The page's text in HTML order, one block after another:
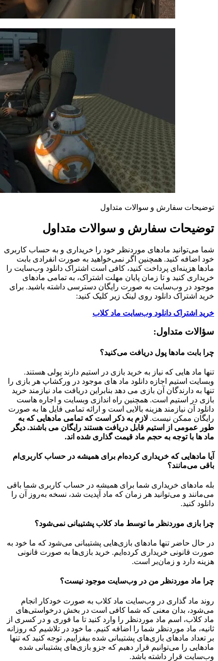
توضیحات سفارش و سوالات متداول
توضیحات سفارش و سوالات متداول
شما می‌توانید مادهای موردنظر خود را خریداری و به حساب کاربری
خود اضافه کنید. همچنین اگر نمی‌خواهید به صورت انفرادی بابت
مادها هزینه‌ای پرداخت کنید، کافی است اشتراک دانلود وب‌سایت را
خریداری کنید و تا زمان پایان مهلت اشتراک، به تمامی مادهای
موجود در وب‌سایت به صورت رایگان دسترسی داشته باشید. برای
خرید اشتراک دانلود روی لینک زیر کلیک کنید:
خرید اشتراک دانلود وب‌سایت ماد کلاب
سؤالات متداول:
چرا بابت مادها پول دریافت می‌کنید؟
تنها ماد هایی که نیاز به خرید بازی در استیم دارند پولی هستند.
وبسایت استیم اجازه دانلود ماد های موجود در ورکشاپ هر بازی را
تنها به دارندگان آن بازی می دهد بنابراین دریافت ماد نیازمند خرید
بازی در استیم است. همچنین راه اندازی وبسایت و اجاره هاست
دانلود آن نیازمند هزینه بالایی است و ارائه تمامی فایل ها به صورت
رایگان ممکن نیست. لازم به ذکر است که تمامی مادهایی که به
طور عمومی از استیم قابل دریافت هستند رایگان می باشند. دیگر
ماد ها با توجه به حجم ماد قیمت گذاری شده اند.
آیا مادهایی که خریداری کرده‌ام برای همیشه در حساب‌ کاربری‌ام
باقی می‌مانند؟
بله مادهای خریداری شما برای همیشه در حساب کاربری شما باقی
می‌مانند و می‌توانید هر زمان که ماد آپدیت شد، نسخه به‌روز آن را
دانلود کنید.
چرا بازی موردنظر ما توسط ماد کلاب پشتیبانی نمی‌شود؟
در حال حاضر تنها مادهای بازی‌هایی پشتیبانی می‌شود که ما خود به
صورت قانونی خریداری کرده‌ایم. خرید بازی‌ها به صورت قانونی
هزینه دارد و زمان‌بر است.
چرا ماد موردنظر من در وب‌سایت موجود نیست؟
روند ماد گذاری در وب‌سایت ماد کلاب به صورت خودکار انجام
می‌شود، بدان معنی که شما کافی است در بخش درخواستی‌های
ماد کلاب، اسم ماد موردنظر را وارد کنید تا ما فوری و در کسری از
ثانیه، ماد موردنظر شما را اضافه کنیم. ما خود در تلاشیم که روزانه
بر تعداد مادهای بازی‌های پشتیبانی شده بیفزاییم. توجه کنید که تنها
مادهایی را می‌توانیم قرار دهیم که جزو بازی‌های پشتیبانی شده
وب‌سایت قرار داشته باشد.